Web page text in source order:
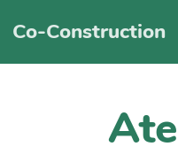
Co-Construction